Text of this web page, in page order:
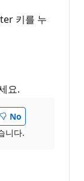
키를 누
요.
No
니다.